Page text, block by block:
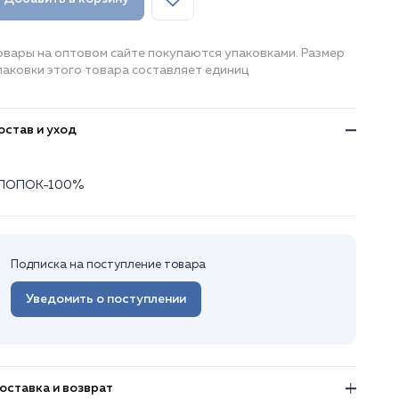
на оптовом сайте покупаются упаковками. Размер
этого товара составляет единиц
и уход
100%
Подписка на поступление товара
Уведомить о поступлении
и возврат